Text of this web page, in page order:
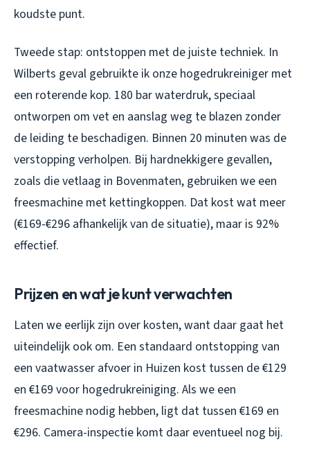
koudste punt.
Tweede stap: ontstoppen met de juiste techniek. In
Wilberts geval gebruikte ik onze hogedrukreiniger met
een roterende kop. 180 bar waterdruk, speciaal
ontworpen om vet en aanslag weg te blazen zonder
de leiding te beschadigen. Binnen 20 minuten was de
verstopping verholpen. Bij hardnekkigere gevallen,
zoals die vetlaag in Bovenmaten, gebruiken we een
freesmachine met kettingkoppen. Dat kost wat meer
(€169-€296 afhankelijk van de situatie), maar is 92%
effectief.
Prijzen en wat je kunt verwachten
Laten we eerlijk zijn over kosten, want daar gaat het
uiteindelijk ook om. Een standaard ontstopping van
een vaatwasser afvoer in Huizen kost tussen de €129
en €169 voor hogedrukreiniging. Als we een
freesmachine nodig hebben, ligt dat tussen €169 en
€296. Camera-inspectie komt daar eventueel nog bij.